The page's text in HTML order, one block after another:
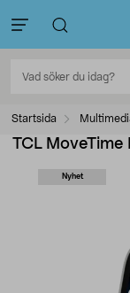
Startsida
TCL
Nyhet